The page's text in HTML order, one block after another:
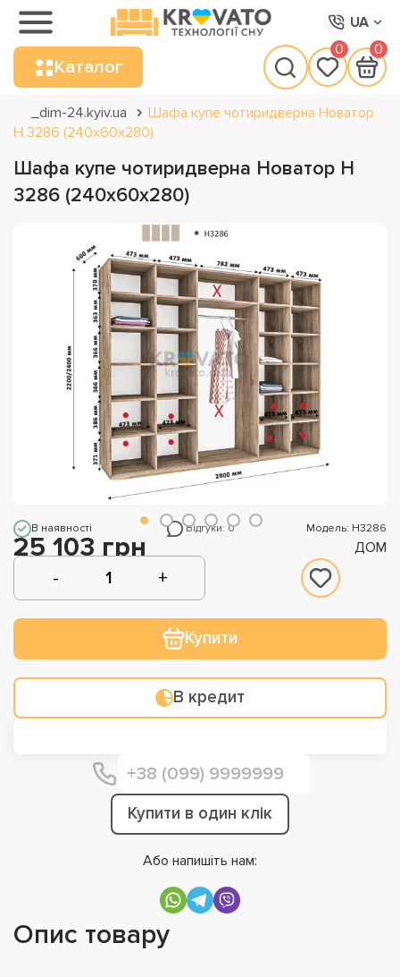
UA
Каталог
0 0
_dim-24.kyiv.ua
Шафа купе чотиридверна Новатор
Н 3286 (240х60х280)
Шафа купе чотиридверна Новатор Н
3286 (240х60х280)
В наявності Відгуки: 0 Модель: Н3286
25 103 грн ДОМ
Купити
В кредит
Купити в один клік
Або напишіть нам:
Опис товару